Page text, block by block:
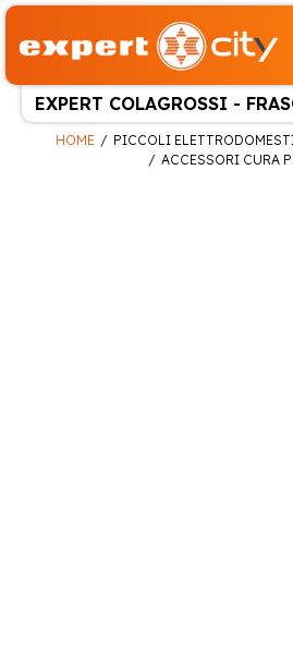
EXPERT COLAGROSSI -
HOME PICCOLI
ACCESSORI CURA